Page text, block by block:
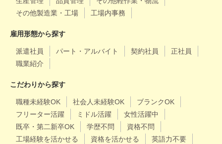
その他製造業・工場
工場内事務
雇用形態から探す
派遣社員 パート・アルバイト 契約社員
正社員
職業紹介
こだわりから探す
職種未経験OK 社会人未経験OK
ブランクOK
フリーター活躍
ミドル活躍
女性活躍中
既卒・第二新卒OK
学歴不問
資格不問
工場経験を活かせる
資格を活かせる
英語力不要